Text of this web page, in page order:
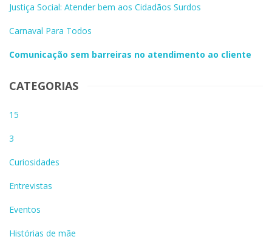
Justiça Social: Atender bem aos Cidadãos Surdos
Carnaval Para Todos
Comunicação sem barreiras no atendimento ao cliente
CATEGORIAS
15
3
Curiosidades
Entrevistas
Eventos
Histórias de mãe